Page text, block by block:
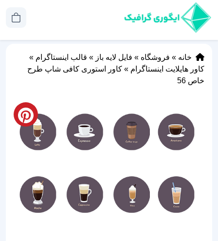
خانه » فروشگاه » فایل لایه باز » قالب اینستاگرام »
کاور هایلایت اینستاگرام » کاور استوری کافی شاپ طرح
خاص 56